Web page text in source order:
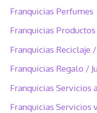
Franquicias Perfumes
Franquicias
Franquicias Reciclaje
Franquicias Regalo /
Franquicias Servicios
Franquicias Servicios